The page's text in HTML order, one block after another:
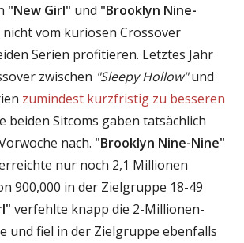
"New Girl" und "Brooklyn Nine-
vom kuriosen Crossover
Serien profitieren. Letztes Jahr
zwischen "Sleepy Hollow"und
zumindest kurzfristig zu besseren
beiden Sitcoms gaben tatsächlich
nach. "Brooklyn Nine-Nine"
nur noch 2,1 Millionen
900,000 in der Zielgruppe 18-49
verfehlte knapp die 2-Millionen-
und fiel in der Zielgruppe ebenfalls